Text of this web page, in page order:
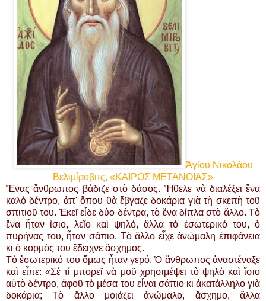
Ἁγίου Νικολάου
Βελιμίροβιτς, «ΚΑΙΡΟΣ ΜΕΤΑNΟΙΑΣ»
Ἕνας ἄνθρωπος βάδιζε στὸ δάσος. Ἤθελε νὰ διαλέξει ἕνα
καλὸ δέντρο, ἀπ' ὅπου θὰ ἔβγαζε δοκάρια γιὰ τὴ σκεπὴ τοῦ
σπιτιοῦ του. Ἐκεῖ εἶδε δύο δέντρα, τὸ ἕνα δίπλα στὸ ἄλλο. Τὸ
ἕνα ἦταν ἴσιο, λεῖο καὶ ψηλό, ἄλλα τὸ ἐσωτερικό του, ὁ
πυρήνας του, ἦταν σάπιο. Τὸ ἄλλο εἶχε ἀνώμαλη ἐπιφάνεια
κι ὁ κορμὸς του ἔδειχνε ἄσχημος.
Τὸ ἐσωτερικό του ὅμως ἦταν γερό. Ὁ ἄνθρωπος ἀναστέναξε
καὶ εἶπε: «Σὲ τί μπορεῖ νὰ μοῦ χρησιμέψει τὸ ψηλὸ καὶ ἴσιο
αὐτὸ δέντρο, ἀφοῦ τὸ μέσα του εἶναι σάπιο κι ἀκατάλληλο γιὰ
δοκάρια; Τὸ ἄλλο μοιάζει ἀνώμαλο, ἄσχημο, ἄλλα